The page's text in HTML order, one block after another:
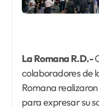
La Romana R.D.-
colaboradores de
Romana
para expresar su